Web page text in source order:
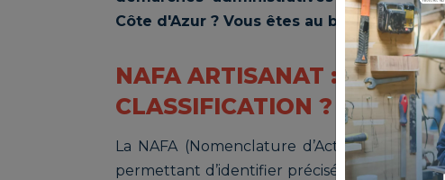
Côte d'Azur ? Vous êtes au bon endroit
NAFA ARTISANAT : À QUOI
CLASSIFICATION ?
La NAFA (Nomenclature d’Activités
permettant d’identifier précisément